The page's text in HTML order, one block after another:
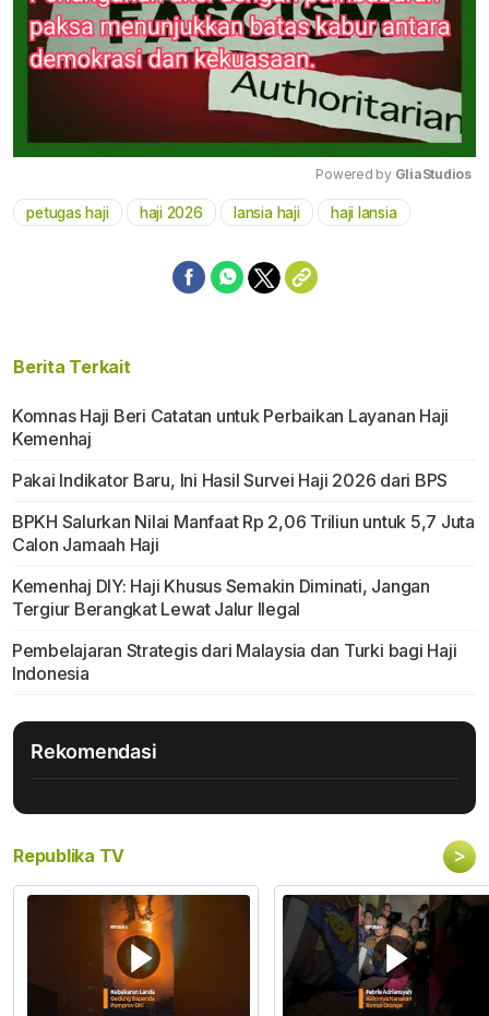
Mute
Powered by GliaStudios
petugas haji haji 2026 lansia haji haji lansia
Berita Terkait
Komnas Haji Beri Catatan untuk Perbaikan Layanan Haji
Kemenhaj
Pakai Indikator Baru, Ini Hasil Survei Haji 2026 dari BPS
BPKH Salurkan Nilai Manfaat Rp 2,06 Triliun untuk 5,7 Juta
Calon Jamaah Haji
Kemenhaj DIY: Haji Khusus Semakin Diminati, Jangan
Tergiur Berangkat Lewat Jalur Ilegal
Pembelajaran Strategis dari Malaysia dan Turki bagi Haji
Indonesia
Rekomendasi
Republika TV >